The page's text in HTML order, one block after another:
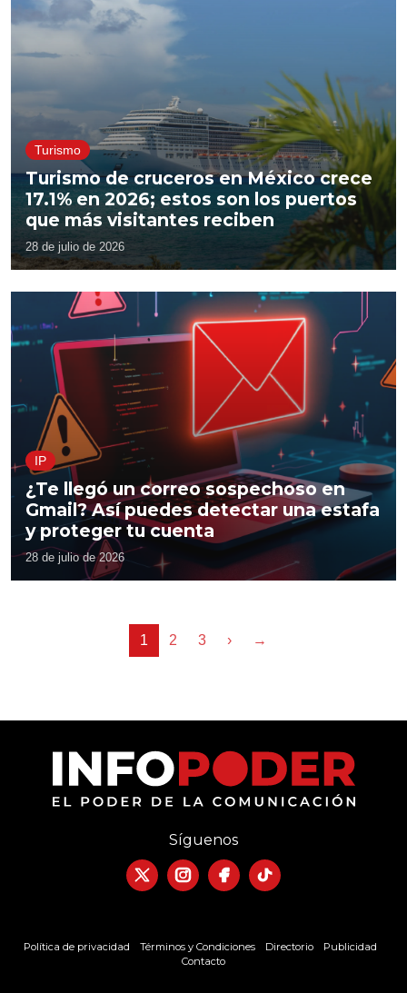
Turismo
Turismo de cruceros en México crece
17.1% en 2026; estos son los puertos
que más visitantes reciben
28 de julio de 2026
IP
¿Te llegó un correo sospechoso en
Gmail? Así puedes detectar una estafa
y proteger tu cuenta
28 de julio de 2026
1 2 3 › →
Síguenos
Política de privacidad Términos y Condiciones Directorio
Publicidad
Contacto